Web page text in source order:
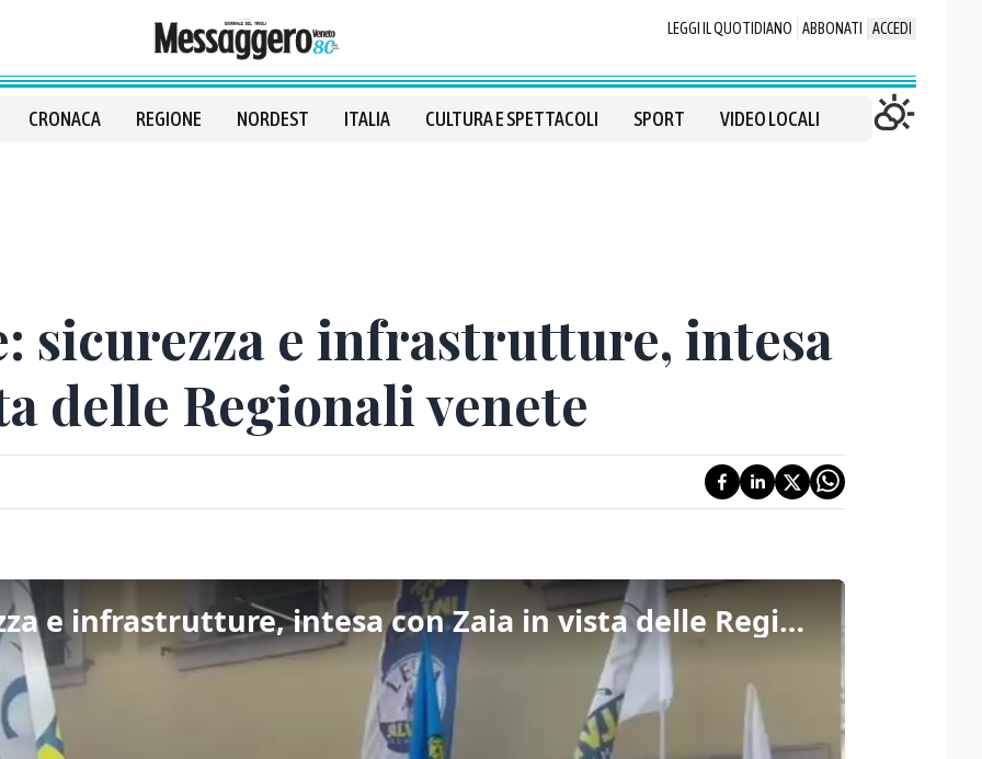
LEGGI IL QUOTIDIANO ABBONATI ACCEDI
CRONACA REGIONE NORDEST ITALIA CULTURA E SPETTACOLI SPORT VIDEO LOCALI
sicurezza e infrastrutture, intesa
delle Regionali venete
Salvini a Udine: sicurezza e infrastrutture, intesa con Zaia in vista delle Regionali venete